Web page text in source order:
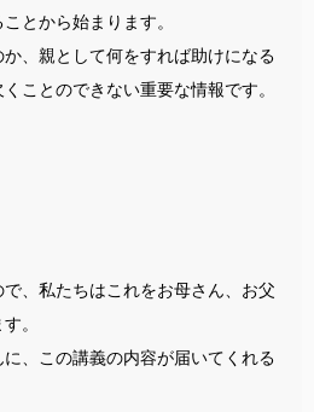
とから始まります。
、親として何をすれば助けになる
ことのできない重要な情報です。
、私たちはこれをお母さん、お父
。
、この講義の内容が届いてくれる